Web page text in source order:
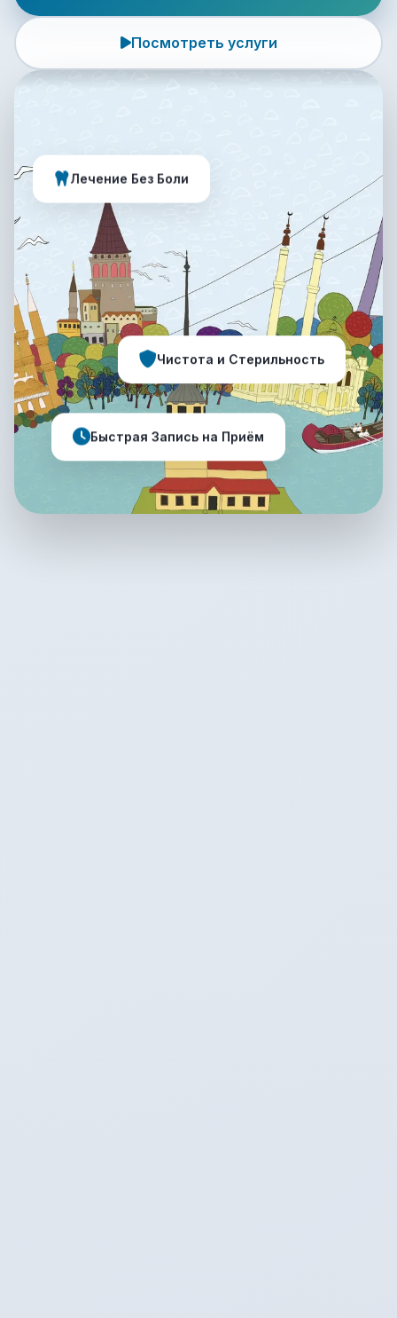
Посмотреть услуги
Лечение Без Боли
Чистота и Стерильность
Быстрая Запись на Приём